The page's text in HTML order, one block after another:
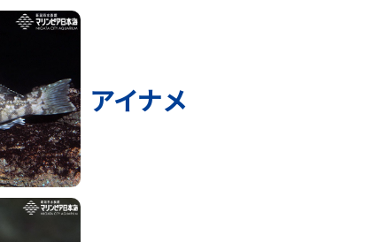
アイナメ